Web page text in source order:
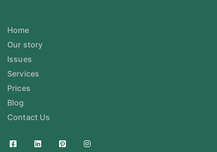
Home
Our story
Issues
Services
Prices
Blog
Contact Us